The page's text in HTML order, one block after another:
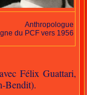
Anthropologue
du PCF vers 1956
Félix Guattari,
Bendit).